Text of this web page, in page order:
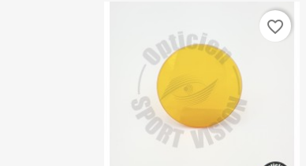
favorite_border